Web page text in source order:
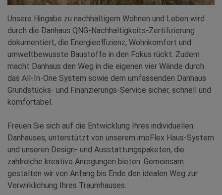
Unsere Hingabe zu nachhaltigem Wohnen und Leben wird
durch die Danhaus QNG-Nachhaltigkeits-Zertifizierung
dokumentiert, die Energieeffizienz, Wohnkomfort und
umweltbewusste Baustoffe in den Fokus rückt. Zudem
macht Danhaus den Weg in die eigenen vier Wände durch
das All-In-One System sowie dem umfassenden Danhaus
Grundstücks- und Finanzierungs-Service sicher, schnell und
komfortabel.
Freuen Sie sich auf die Entwicklung Ihres individuellen
Danhauses, unterstützt von unserem imoFlex Haus-System
und unseren Design- und Ausstattungspaketen, die
zahlreiche kreative Anregungen bieten. Gemeinsam
gestalten wir von Anfang bis Ende den idealen Weg zur
Verwirklichung Ihres Traumhauses.